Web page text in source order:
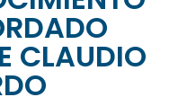
CLAUDIO